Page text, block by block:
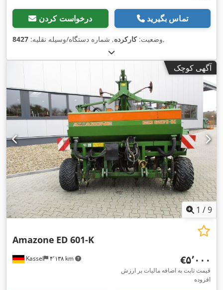
درخواست کردن تماس بگیرید
وضعیت:کارکرده, شماره دستگاه/وسیله نقلیه: 8427 ,
آگهی کوچک
1 /9
Kassel ۴٬۱۳۸ km
Amazone ED 601-K
‎€۵٬۰۰۰
قیمت ثابت به اضافه مالیات بر ارزش
افزوده